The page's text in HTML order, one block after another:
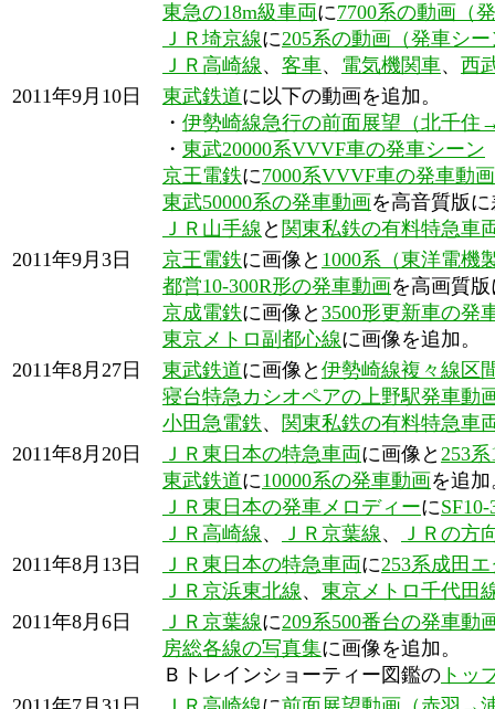
東急の18m級車両に7700系の動画（
ＪＲ埼京線に205系の動画（発車シ
ＪＲ高崎線、 客車、 電気機関車、 西
2011年9月10日
東武鉄道に以下の動画を追加。
・ 伊勢崎線急行の前面展望（北千住
・ 東武20000系VVVF車の発車シーン
京王電鉄に7000系VVVF車の発車動画
東武50000系の発車動画を高音質版
ＪＲ山手線 と 関東私鉄の有料特急車
2011年9月3日
京王電鉄に画像と 1000系（東洋電機
都営10-300R形の発車動画を高画質
京成電鉄に画像と 3500形更新車の発
東京メトロ副都心線に画像を追加。
2011年8月27日
東武鉄道に画像と 伊勢崎線複々線区
寝台特急カシオペアの上野駅発車動
小田急電鉄、 関東私鉄の有料特急車
2011年8月20日
ＪＲ東日本の特急車両に画像と 253
東武鉄道に10000系の発車動画を追加
ＪＲ東日本の発車メロディーにSF10-
ＪＲ高崎線、 ＪＲ京葉線、
ＪＲの方
2011年8月13日
ＪＲ東日本の特急車両に253系成田
ＪＲ京浜東北線、 東京メトロ千代田
2011年8月6日
ＪＲ京葉線に209系500番台の発車動
房総各線の写真集に画像を追加。
Ｂトレインショーティー図鑑の トッ